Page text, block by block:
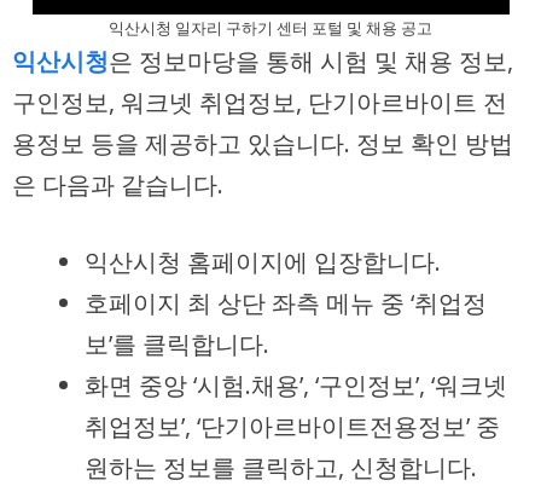
익산시청 일자리 구하기 센터 포털 및 채용 공고
익산시청은 정보마당을 통해 시험 및 채용 정보,
구인정보, 워크넷 취업정보, 단기아르바이트 전
용정보 등을 제공하고 있습니다. 정보 확인 방법
은 다음과 같습니다.
익산시청 홈페이지에 입장합니다.
호페이지 최 상단 좌측 메뉴 중 ‘취업정
보’를 클릭합니다.
화면 중앙 ‘시험.채용’, ‘구인정보’, ‘워크넷
취업정보’, ‘단기아르바이트전용정보’ 중
원하는 정보를 클릭하고, 신청합니다.